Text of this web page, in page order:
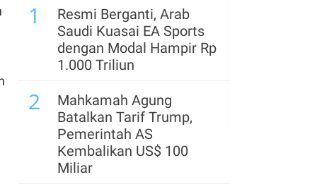
1
Resmi Berganti, Arab
Saudi Kuasai EA Sports
dengan Modal Hampir Rp
1.000 Triliun
2
Mahkamah Agung
Batalkan Tarif Trump,
Pemerintah AS
Kembalikan US$ 100
Miliar